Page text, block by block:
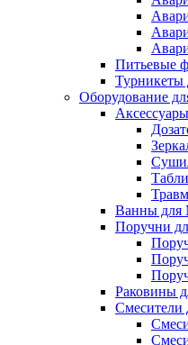
Питьевые
Турникеты
Оборудование
Ванны
Поручни
Раковины